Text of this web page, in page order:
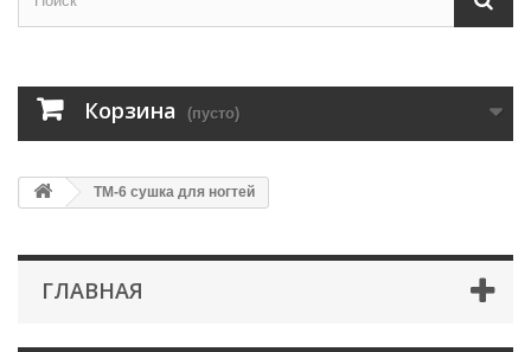
Корзина (пусто)
TM-6 сушка для ногтей
ГЛАВНАЯ